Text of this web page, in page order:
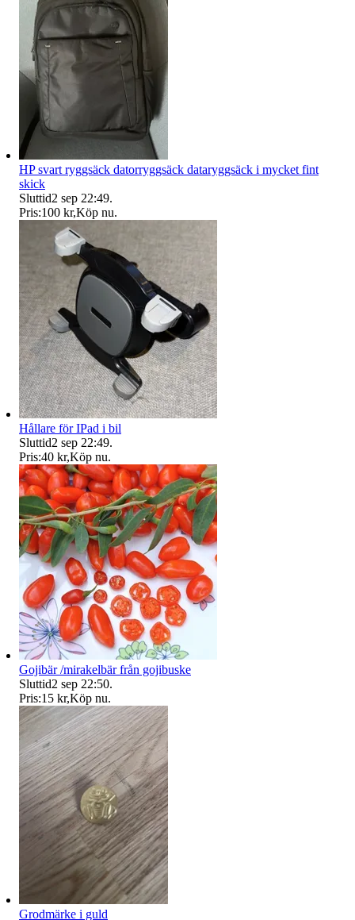
HP svart ryggsäck datorryggsäck dataryggsäck i mycket fint
skick
Sluttid2 sep 22:49.
Pris:100 kr,Köp nu.
Hållare för IPad i bil
Sluttid2 sep 22:49.
Pris:40 kr,Köp nu.
Gojibär /mirakelbär från gojibuske
Sluttid2 sep 22:50.
Pris:15 kr,Köp nu.
Grodmärke i guld